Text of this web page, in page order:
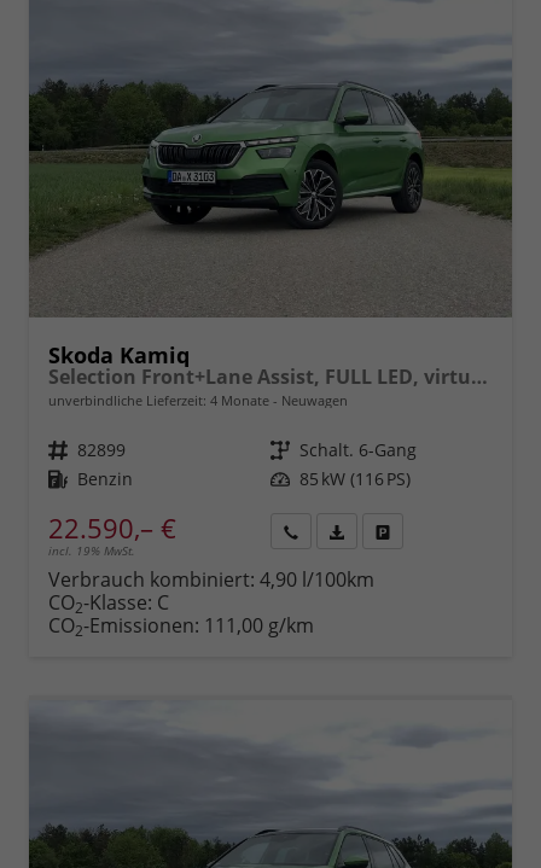
Skoda Kamiq
Selection Front+Lane Assist, FULL LED, virtuelles Cockpit, , Climatronic, Parksensoren, ISOFIX, el. Fensterheber, Tempomat, Sitzhzg. uvm.
unverbindliche Lieferzeit: 4 Monate Neuwagen
Fahrzeugnr. 82899 Getriebe Schalt. 6-Gang
Kraftstoff Benzin Leistung 85 kW (116 PS)
22.590,– €
incl. 19% MwSt.
anfordern
Datei,
Verbrauch kombiniert: 4,90 l/100km
CO2-Klasse: C
CO2-Emissionen: 111,00 g/km